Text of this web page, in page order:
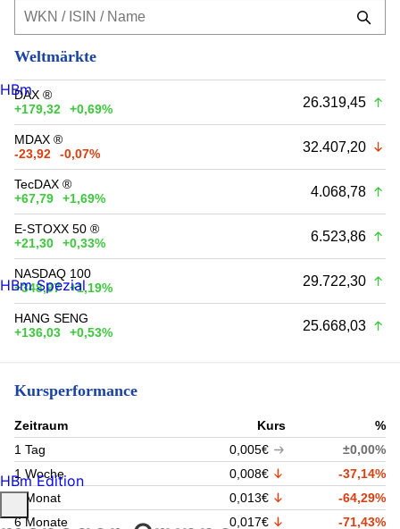
Weltmärkte
DAX ®
+179,32
+0,69% 26.319,45
MDAX ®
-23,92
-0,07% 32.407,20
TecDAX ®
+67,79
+1,69% 4.068,78
E-STOXX 50 ®
+21,30
+0,33% 6.523,86
NASDAQ 100
+348,97
+1,19% 29.722,30
HANG SENG
+136,03
+0,53% 25.668,03
Kursperformance
Zeitraum Kurs
%
1 Tag
0,005€
±0,00%
1 Woche
0,008€
-37,14%
1 Monat
0,013€
-64,29%
6 Monate
0,017€
-71,43%
HBm
HBm Spezial
HBm Edition